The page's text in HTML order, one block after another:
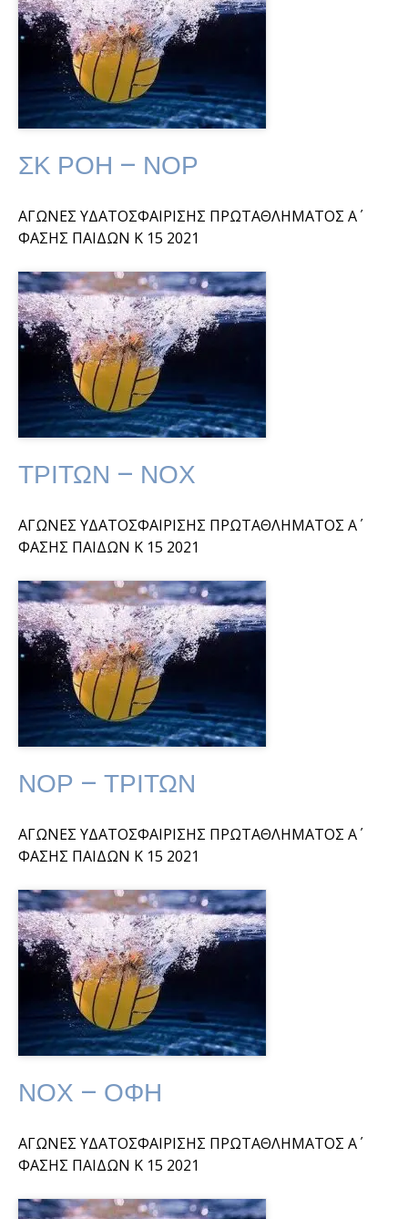
ΣΚ ΡΟΗ – ΝΟΡ
ΑΓΩΝΕΣ ΥΔΑΤΟΣΦΑΙΡΙΣΗΣ ΠΡΩΤΑΘΛΗΜΑΤΟΣ Α΄
ΦΑΣΗΣ ΠΑΙΔΩΝ Κ 15 2021
ΤΡΙΤΩΝ – ΝΟΧ
ΑΓΩΝΕΣ ΥΔΑΤΟΣΦΑΙΡΙΣΗΣ ΠΡΩΤΑΘΛΗΜΑΤΟΣ Α΄
ΦΑΣΗΣ ΠΑΙΔΩΝ Κ 15 2021
ΝΟΡ – ΤΡΙΤΩΝ
ΑΓΩΝΕΣ ΥΔΑΤΟΣΦΑΙΡΙΣΗΣ ΠΡΩΤΑΘΛΗΜΑΤΟΣ Α΄
ΦΑΣΗΣ ΠΑΙΔΩΝ Κ 15 2021
ΝΟΧ – ΟΦΗ
ΑΓΩΝΕΣ ΥΔΑΤΟΣΦΑΙΡΙΣΗΣ ΠΡΩΤΑΘΛΗΜΑΤΟΣ Α΄
ΦΑΣΗΣ ΠΑΙΔΩΝ Κ 15 2021